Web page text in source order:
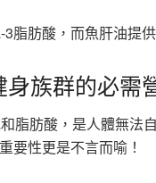
脂肪酸，而魚肝油提
族群的必需
脂肪酸，是人體無法
要性更是不言而喻！